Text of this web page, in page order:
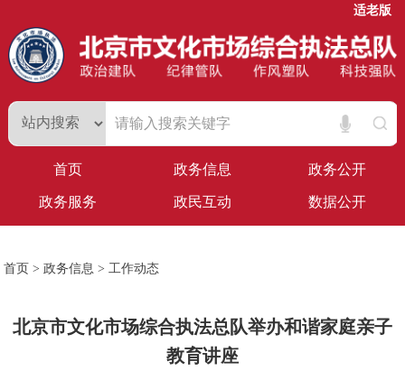
适老版
首页 政务信息 政务公开
政务服务 政民互动 数据公开
首页 >政务信息 > 工作动态
北京市文化市场综合执法总队举办和谐家庭亲子
教育讲座